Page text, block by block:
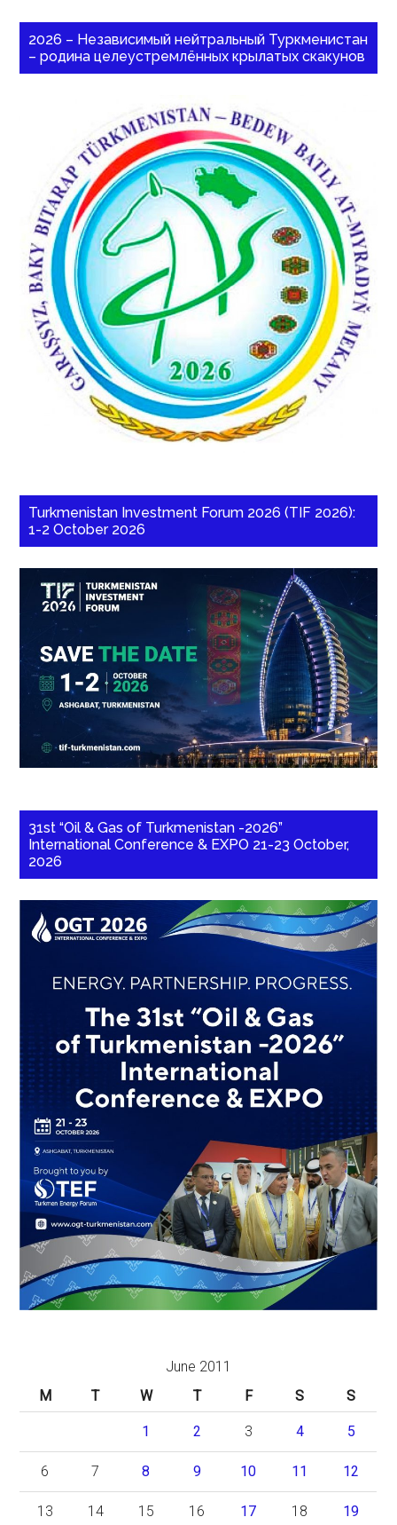
2026 – Независимый нейтральный Туркменистан
– родина целеустремлённых крылатых скакунов
Turkmenistan Investment Forum 2026 (TIF 2026):
1-2 October 2026
31st “Oil & Gas of Turkmenistan -2026”
International Conference & EXPO 21-23 October,
2026
June 2011
M
T W T F S S
1 2 3 4 5
6 7 8 9 10 11 12
13 14 15 16 17 18 19